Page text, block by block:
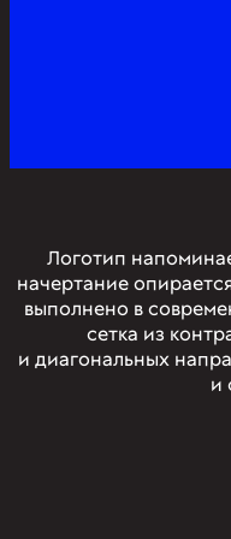
Логотип
начертание
выполнено в
сетка из
и диагональных
и